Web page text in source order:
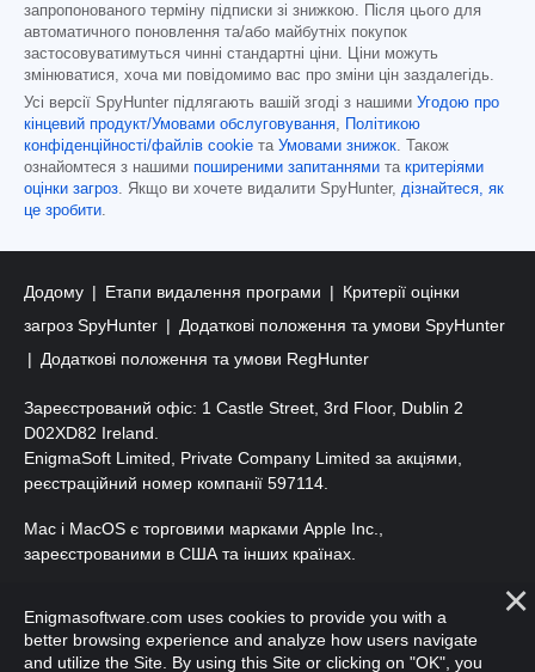
запропонованого терміну підписки зі знижкою. Після цього для
автоматичного поновлення та/або майбутніх покупок
застосовуватимуться чинні стандартні ціни. Ціни можуть
змінюватися, хоча ми повідомимо вас про зміни цін заздалегідь.
Усі версії SpyHunter підлягають вашій згоді з нашими Угодою про
кінцевий продукт/Умовами обслуговування,
Політикою
конфіденційності/файлів cookie та Умовами знижок. Також
ознайомтеся з нашими поширеними запитаннями та критеріями
оцінки загроз. Якщо ви хочете видалити SpyHunter, дізнайтеся, як
це зробити.
Додому Етапи видалення програми
Критерії оцінки
загроз SpyHunter
Додаткові положення та умови SpyHunter
Додаткові положення та умови RegHunter
Зареєстрований офіс: 1 Castle Street, 3rd Floor, Dublin 2
D02XD82 Ireland.
EnigmaSoft Limited, Private Company Limited за акціями,
реєстраційний номер компанії 597114.
Mac і MacOS є торговими марками Apple Inc.,
зареєстрованими в США та інших країнах.
захищено.
Enigmasoftware.com uses cookies to provide you with a
better browsing experience and analyze how users navigate
and utilize the Site. By using this Site or clicking on "OK", you